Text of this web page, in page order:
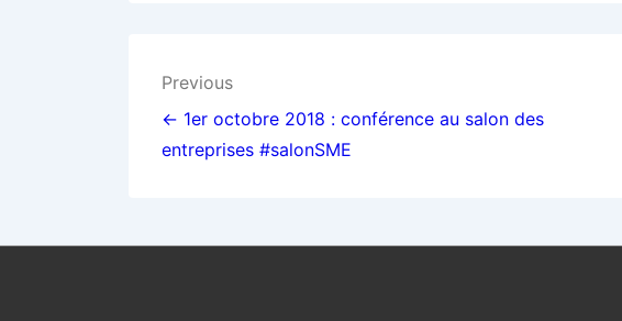
Navigation
de
l’article
Previous
← 1er octobre 2018 : conférence au salon des
entreprises #salonSME